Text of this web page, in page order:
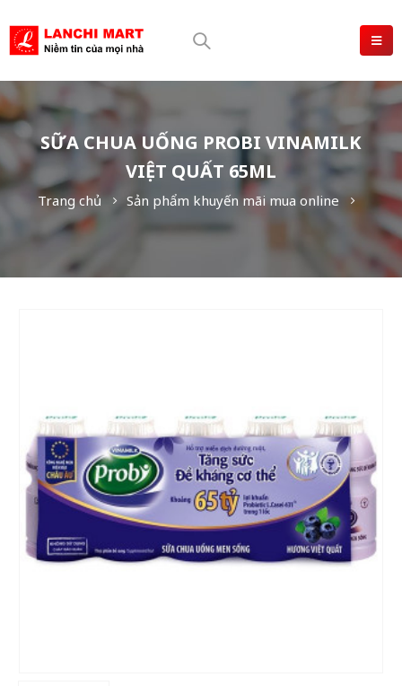
SỮA CHUA UỐNG PROBI VINAMILK
VIỆT QUẤT 65ML
Trang chủ Sản phẩm khuyến mãi mua online